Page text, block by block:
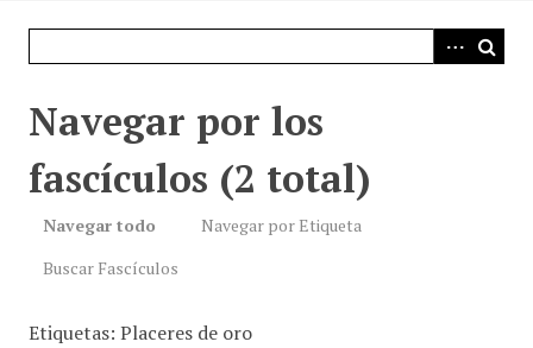
Navegar por los
fascículos (2 total)
Navegar todo
Navegar por Etiqueta
Buscar Fascículos
Etiquetas: Placeres de oro